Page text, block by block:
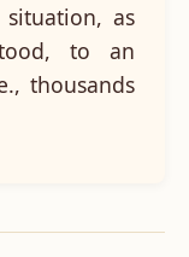
as
to an
thousands